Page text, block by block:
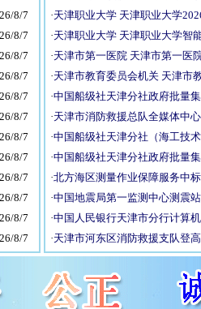
8/7
8/7
8/7
8/7
8/7
8/7
8/7
8/7
8/7
8/7
8/7
8/7
·天津职业大学 天津职业大学
·天津职业大学 天津职业大学智
·天津市第一医院 天津市第一医
·天津市教育委员会机关 天津市
·中国船级社天津分社政府批量
·天津市消防救援总队全媒体中
·中国船级社天津分社（海工技
·中国船级社天津分社政府批量
·北方海区测量作业保障服务中
·中国地震局第一监测中心测震
·中国人民银行天津市分行计算
·天津市河东区消防救援支队登